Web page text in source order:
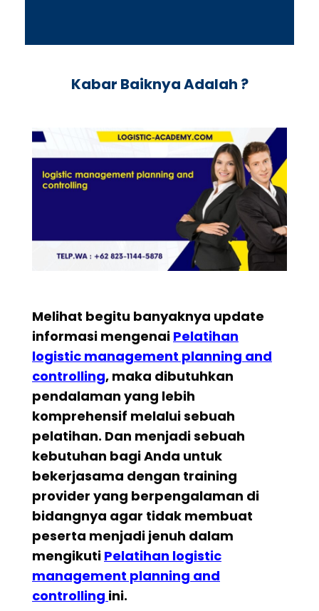
Kabar Baiknya Adalah ?
Melihat begitu banyaknya update
informasi mengenai Pelatihan
logistic management planning and
controlling, maka dibutuhkan
pendalaman yang lebih
komprehensif melalui sebuah
pelatihan. Dan menjadi sebuah
kebutuhan bagi Anda untuk
bekerjasama dengan training
provider yang berpengalaman di
bidangnya agar tidak membuat
peserta menjadi jenuh dalam
mengikuti Pelatihan logistic
management planning and
controlling ini.